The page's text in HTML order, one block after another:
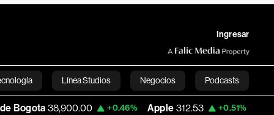
Ingresar
Línea Studios Negocios Podcasts
English
38,900.00 +0.46% Apple 312.53 +0.51% USD COP